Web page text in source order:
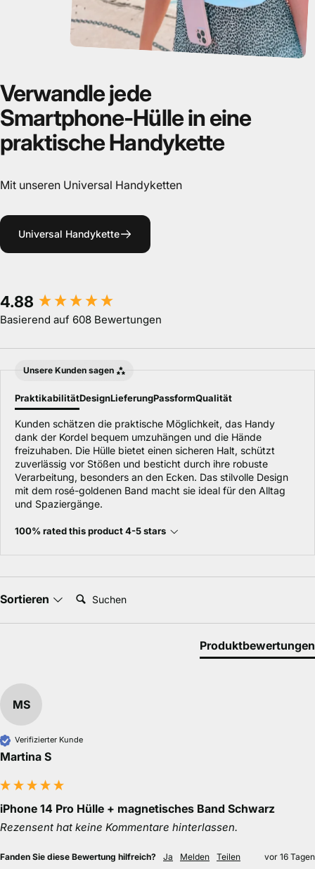
Verwandlejede
Smartphone-Hüllein eine
praktischeHandykette
Mit unseren Universal Handyketten
Universal Handykette
4.88
Basierend auf 608 Bewertungen
Unsere Kunden sagen
PraktikabilitätDesignLieferungPassformQualität
Kunden schätzen die praktische Möglichkeit, das Handy
dank der Kordel bequem umzuhängen und die Hände
freizuhaben. Die Hülle bietet einen sicheren Halt, schützt
zuverlässig vor Stößen und besticht durch ihre robuste
Verarbeitung, besonders an den Ecken. Das stilvolle Design
mit dem rosé-goldenen Band macht sie ideal für den Alltag
und Spaziergänge.
100% rated this product 4-5 stars
Sortieren Suchen:
Produktbewertungen
MS
Verifizierter Kunde
Martina S
iPhone 14 Pro Hülle + magnetisches Band Schwarz
Rezensent hat keine Kommentare hinterlassen.
Fanden Sie diese Bewertung hilfreich? Ja Melden Teilen vor 16 Tagen
New content loaded